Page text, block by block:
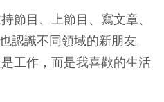
節目、上節目、寫文章、
認識不同領域的新朋友。
工作，而是我喜歡的生活